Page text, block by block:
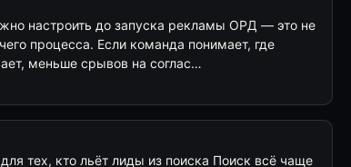
настроить до запуска рекламы ОРД — это не
процесса. Если команда понимает, где
меньше срывов на соглас…
тех, кто льёт лиды из поиска Поиск всё чаще